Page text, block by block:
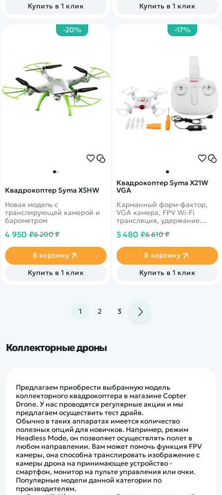
Купить в 1 клик Купить в 1 клик
-20%
Квадрокоптер Syma X5HW
Новая модель с
транслирующей камерой и
барометром
4 950 ₽6 200 ₽
В корзину
Купить в 1 клик
-17%
Квадрокоптер Syma X21W
VGA
Карманный форм-фактор,
VGA камера, FPV Wi-Fi
трансляция, удержание
5 480 ₽6 610 ₽
В корзину
Купить в 1 клик
1 2 3
Коллекторные дроны
Предлагаем приобрести выбранную модель
коллекторного квадрокоптера в магазине Copter
Drone. У нас проводятся регулярные акции и мы
предлагаем осуществить тест драйв.
Обычно в таких аппаратах имеется количество
полезных опций для новичков. Например, режим
Headless Mode, он позволяет осуществлять полет в
любом направлении. Вам может помочь функция FPV
камеры, она способна транслировать изображение с
камеры дрона на принимающее устройство -
смартфон, монитор на пульте управления или очки.
Популярные модели данной категории по
производителям.